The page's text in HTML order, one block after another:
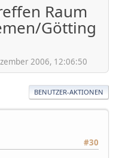
Raum
Götting
2006, 12:06:50
BENUTZER-AKTIONEN
#30